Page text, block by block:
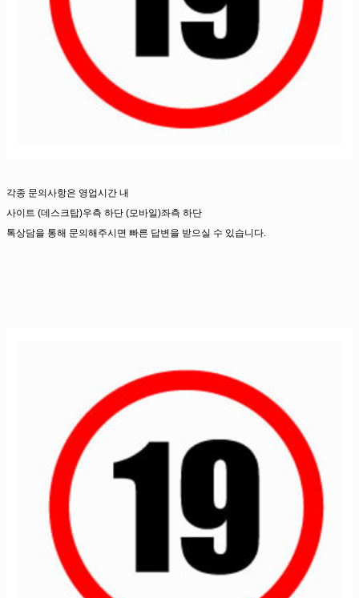
각종 문의사항은 영업시간 내
사이트 (데스크탑)우측 하단 (모바일)좌측 하단
톡상담을 통해 문의해주시면 빠른 답변을 받으실 수 있습니다.